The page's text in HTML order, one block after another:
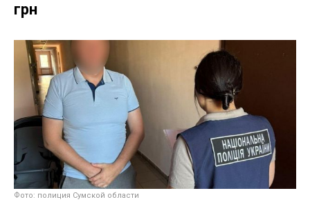
грн
Фото: полиция Сумской области